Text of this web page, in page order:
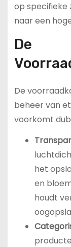
op specifieke
naar een
De
De
beheer van
voorkomt
het
en
houdt